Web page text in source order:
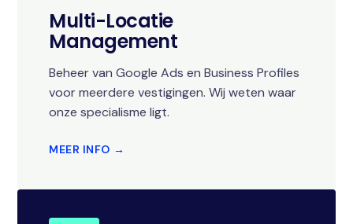
Multi-Locatie
Management
Beheer van Google Ads en Business Profiles
voor meerdere vestigingen. Wij weten waar
onze specialisme ligt.
MEER INFO →